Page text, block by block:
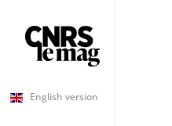
English version